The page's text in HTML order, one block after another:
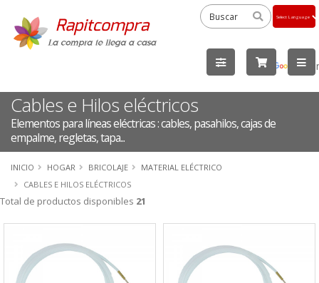
by
Cables e Hilos eléctricos
Elementos para líneas eléctricas : cables, pasahilos, cajas de
empalme, regletas, tapa...
INICIO HOGAR BRICOLAJE
MATERIAL ELÉCTRICO
CABLES E HILOS ELÉCTRICOS
Total de productos disponibles 21